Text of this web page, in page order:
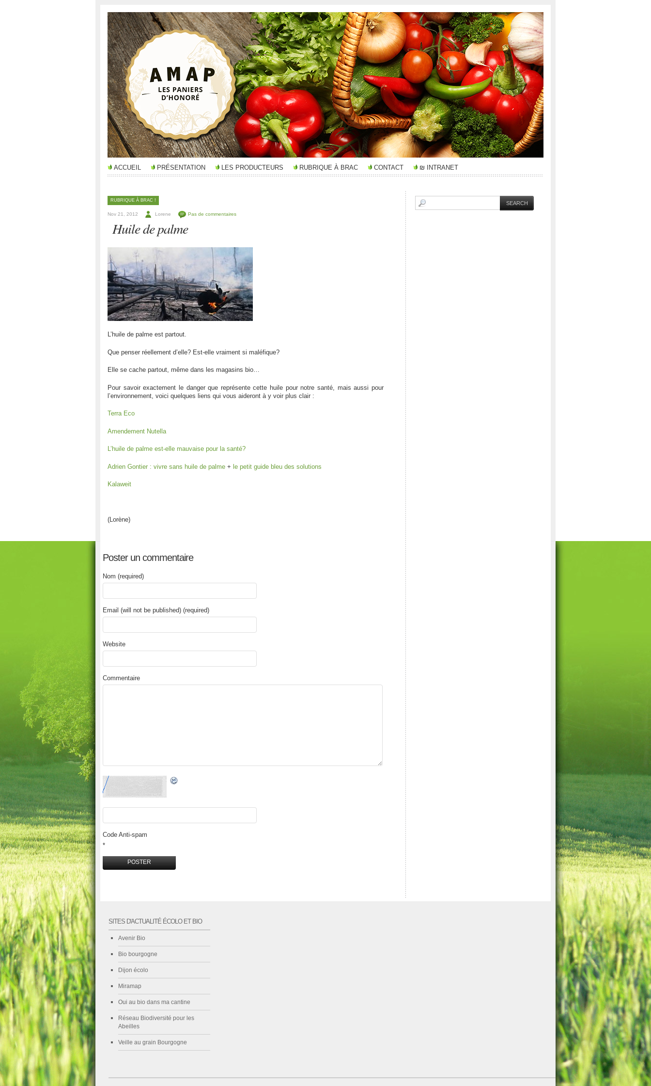
ACCUEIL PRÉSENTATION LES PRODUCTEURS RUBRIQUE À BRAC CONTACT ₪ INTRANET
RUBRIQUE À BRAC !
Nov 21, 2012 Lorene Pas de commentaires
Huile de palme
L’huile de palme est partout.
Que penser réellement d’elle? Est-elle vraiment si maléfique?
Elle se cache partout, même dans les magasins bio…
Pour savoir exactement le danger que représente cette huile pour notre santé, mais aussi pour
l’environnement, voici quelques liens qui vous aideront à y voir plus clair :
Terra Eco
Amendement Nutella
L’huile de palme est-elle mauvaise pour la santé?
Adrien Gontier : vivre sans huile de palme + le petit guide bleu des solutions
Kalaweit
(Lorène)
Poster un commentaire
Nom (required)
Email (will not be published) (required)
Website
Commentaire
Code Anti-spam
*
SITES D'ACTUALITÉ ÉCOLO ET BIO
Avenir Bio
Bio bourgogne
Dijon écolo
Miramap
Oui au bio dans ma cantine
Réseau Biodiversité pour les
Abeilles
Veille au grain Bourgogne